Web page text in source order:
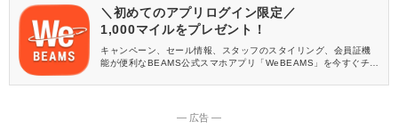
＼初めてのアプリログイン限定／
1,000マイルをプレゼント！
キャンペーン、セール情報、スタッフのスタイリング、会員証機
能が便利なBEAMS公式スマホアプリ「WeBEAMS」を今すぐチェ
― 広告 ―